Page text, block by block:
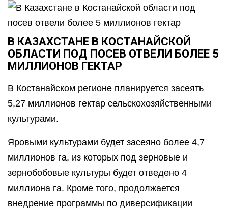
В КАЗАХСТАНЕ В КОСТАНАЙСКОЙ
ОБЛАСТИ ПОД ПОСЕВ ОТВЕЛИ БОЛЕЕ 5
МИЛЛИОНОВ ГЕКТАР
В Костанайском регионе планируется засеять
5,27 миллионов гектар сельскохозяйственными
культурами.
Яровыми культурами будет засеяно более 4,7
миллионов га, из которых под зерновые и
зернобобовые культуры будет отведено 4
миллиона га. Кроме того, продолжается
внедрение программы по диверсификации